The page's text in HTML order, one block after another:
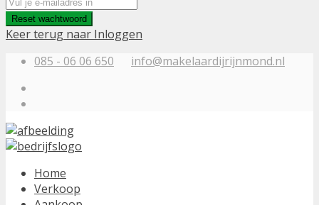
Reset wachtwoord
Keer terug naar Inloggen
085 - 06 06 650
info@makelaardijrijnmond.nl
Home
Verkoop